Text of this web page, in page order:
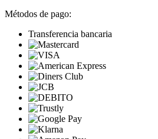
Métodos de pago:
Transferencia bancaria